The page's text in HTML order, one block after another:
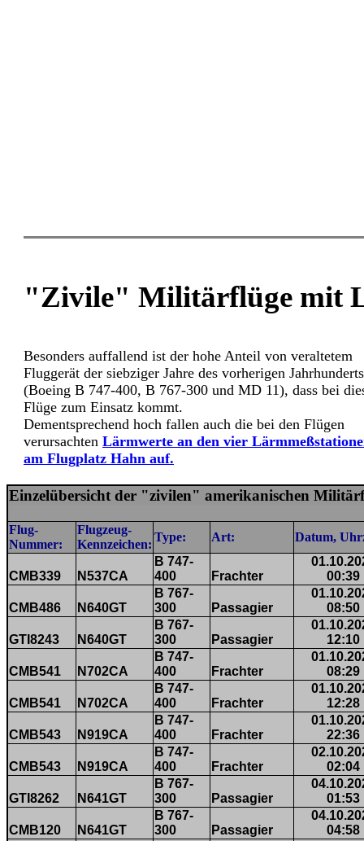
"Zivile" Militärflüge mit
Besonders auffallend ist der hohe Anteil von veraltetem
Fluggerät der siebziger Jahre des vorherigen Jahrhunderts
(Boeing B 747-400, B 767-300 und MD 11), dass bei
Flüge zum Einsatz kommt.
Dementsprechend hoch fallen auch die bei den Flügen
verursachten Lärmwerte an den vier
am Flugplatz Hahn auf.
Einzelübersicht der "zivilen" amerikanischen
Flug-
Nummer:
Flugzeug-
Kennzeichen:
Type: Art: Datum,
CMB339 N537CA
B 747-
400
Frachter
00:39
CMB486 N640GT
B 767-
300
Passagier
08:50
GTI8243 N640GT
B 767-
300
Passagier
12:10
CMB541 N702CA
B 747-
400
Frachter
08:29
CMB541 N702CA
B 747-
400
Frachter
12:28
CMB543 N919CA
B 747-
400
Frachter
22:36
CMB543 N919CA
B 747-
400
Frachter
02:04
GTI8262 N641GT
B 767-
300
Passagier
01:53
CMB120 N641GT
B 767-
300
Passagier
04:58